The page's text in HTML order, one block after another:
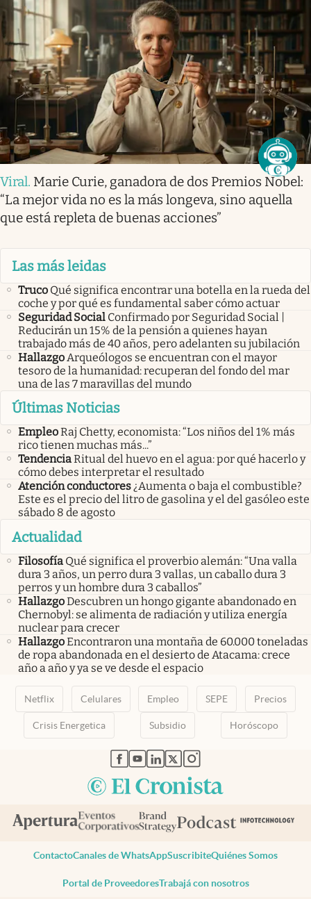
Viral. Marie Curie, ganadora de dos Premios Nobel:
“La mejor vida no es la más longeva, sino aquella
que está repleta de buenas acciones”
Las más leidas
Truco Qué significa encontrar una botella en la rueda del
coche y por qué es fundamental saber cómo actuar
Seguridad Social Confirmado por Seguridad Social |
Reducirán un 15% de la pensión a quienes hayan
trabajado más de 40 años, pero adelanten su jubilación
HallazgoArqueólogos se encuentran con el mayor
tesoro de la humanidad: recuperan del fondo del mar
una de las 7 maravillas del mundo
Últimas Noticias
EmpleoRaj Chetty, economista: “Los niños del 1% más
rico tienen muchas más...”
TendenciaRitual del huevo en el agua: por qué hacerlo y
cómo debes interpretar el resultado
Atención conductores¿Aumenta o baja el combustible?
Este es el precio del litro de gasolina y el del gasóleo este
sábado 8 de agosto
Actualidad
Filosofía Qué significa el proverbio alemán: “Una valla
dura 3 años, un perro dura 3 vallas, un caballo dura 3
perros y un hombre dura 3 caballos”
HallazgoDescubren un hongo gigante abandonado en
Chernobyl: se alimenta de radiación y utiliza energía
nuclear para crecer
HallazgoEncontraron una montaña de 60.000 toneladas
de ropa abandonada en el desierto de Atacama: crece
año a año y ya se ve desde el espacio
Netflix Celulares Empleo SEPE Precios
Crisis Energetica Subsidio Horóscopo
abre en nueva pestaña
abre en nueva pestaña
abre en nueva pestaña
abre en nueva pestaña
abre en nueva pestaña
ContactoCanales de WhatsAppSuscribiteQuiénes Somos
Portal de ProveedoresTrabajá con nosotros